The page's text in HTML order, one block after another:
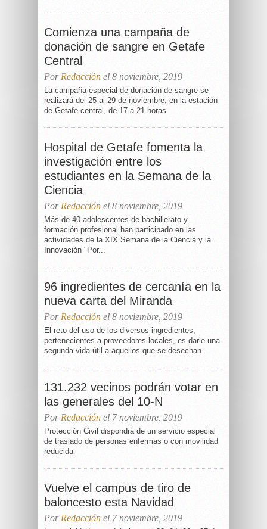
Comienza una campaña de
donación de sangre en Getafe
Central
Por Redacción el 8 noviembre, 2019
La campaña especial de donación de sangre se
realizará del 25 al 29 de noviembre, en la estación
de Getafe central, de 17 a 21 horas
Hospital de Getafe fomenta la
investigación entre los
estudiantes en la Semana de la
Ciencia
Por Redacción el 8 noviembre, 2019
Más de 40 adolescentes de bachillerato y
formación profesional han participado en las
actividades de la XIX Semana de la Ciencia y la
Innovación "Por...
96 ingredientes de cercanía en la
nueva carta del Miranda
Por Redacción el 8 noviembre, 2019
El reto del uso de los diversos ingredientes,
pertenecientes a proveedores locales, es darle una
segunda vida útil a aquellos que se desechan
131.232 vecinos podrán votar en
las generales del 10-N
Por Redacción el 7 noviembre, 2019
Protección Civil dispondrá de un servicio especial
de traslado de personas enfermas o con movilidad
reducida
Vuelve el campus de tiro de
baloncesto esta Navidad
Por Redacción el 7 noviembre, 2019